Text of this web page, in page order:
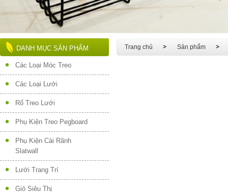
DANH MỤC SẢN PHẨM
Các Loại Móc Treo
Các Loại Lưới
Rổ Treo Lưới
Phụ Kiện Treo Pegboard
Phụ Kiện Cài Rãnh
Slatwall
Lưới Trang Trí
Giỏ Siêu Thị
Trang chủ Sản phẩm